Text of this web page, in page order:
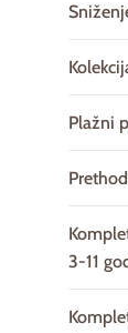
Plažni
3-11